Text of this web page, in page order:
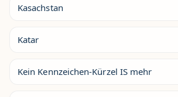
Kasachstan
Katar
Kein Kennzeichen-Kürzel IS mehr